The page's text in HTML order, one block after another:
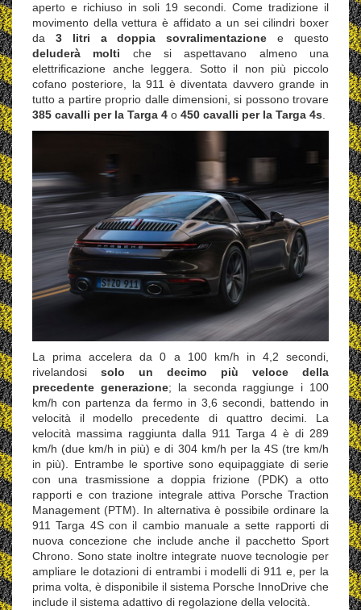
aperto e richiuso in soli 19 secondi. Come tradizione il
movimento della vettura è affidato a un sei cilindri boxer
da 3 litri a doppia sovralimentazione e questo
deluderà molti che si aspettavano almeno una
elettrificazione anche leggera. Sotto il non più piccolo
cofano posteriore, la 911 è diventata davvero grande in
tutto a partire proprio dalle dimensioni, si possono trovare
385 cavalli per la Targa 4 o 450 cavalli per la Targa 4s
La prima accelera da 0 a 100 km/h in 4,2 secondi,
rivelandosi solo un decimo più veloce della
precedente generazione; la seconda raggiunge i 100
km/h con partenza da fermo in 3,6 secondi, battendo in
velocità il modello precedente di quattro decimi. La
velocità massima raggiunta dalla 911 Targa 4 è di 289
km/h (due km/h in più) e di 304 km/h per la 4S (tre km/h
in più). Entrambe le sportive sono equipaggiate di serie
con una trasmissione a doppia frizione (PDK) a otto
rapporti e con trazione integrale attiva Porsche Traction
Management (PTM). In alternativa è possibile ordinare la
911 Targa 4S con il cambio manuale a sette rapporti di
nuova concezione che include anche il pacchetto Sport
Chrono. Sono state inoltre integrate nuove tecnologie per
ampliare le dotazioni di entrambi i modelli di 911 e, per la
prima volta, è disponibile il sistema Porsche InnoDrive che
include il sistema adattivo di regolazione della velocità.